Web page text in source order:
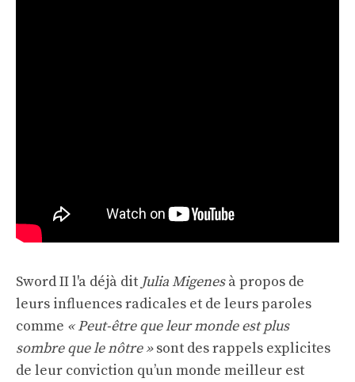
Sword II l'a déjà dit Julia Migenesà propos de
leurs influences radicales et de leurs paroles
comme « Peut-être que leur monde est plus
sombre que le nôtre »sont des rappels explicites
de leur conviction qu’un monde meilleur est